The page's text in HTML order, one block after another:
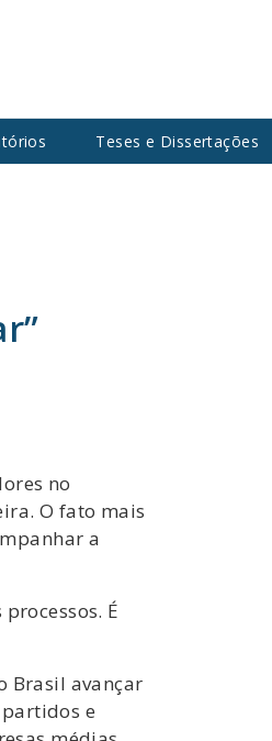
Teses e Dissertações
no
O fato mais
a
É
Brasil avançar
e